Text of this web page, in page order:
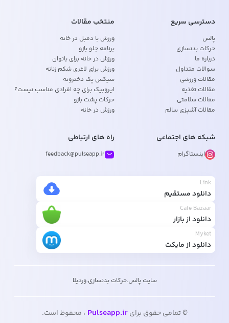
دسترسی سریع
پالس
حرکات بدنسازی
درباره ما
سوالات متداول
مقالات ورزشی
مقالات تغذیه
مقالات سلامتی
مقالات آشپزی سالم
منتخب مقالات
ورزش با دمبل در خانه
برنامه جلو بازو
ورزش در خانه برای بانوان
ورزش برای لاغری شکم زنانه
سیکس پک دخترونه
ایروبیک برای چه افرادی مناسب نیست؟
حرکات پشت بازو
ورزش در خانه
شبکه های اجتماعی
اینستاگرام
راه های ارتباطی
feedback@pulseapp.ir
Link
دانلود مستقیم
Cafe Bazaar
دانلود از بازار
Myket
دانلود از مایکت
سایت پالس.حرکات بدنسازی.وردیلا
© تمامی حقوق برایPulseapp.ir ، محفوظ است.